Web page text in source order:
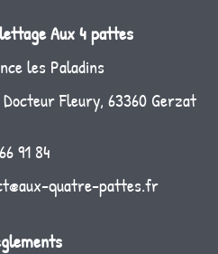
Aux 4 pattes
les Paladins
Fleury, 63360 Gerzat
91 84
quatre-pattes.fr